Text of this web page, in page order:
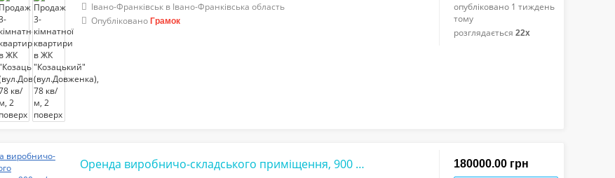
Івано-Франківськ в Івано-Франківська область
ОпублікованоГрамок
опубліковано 1 тиждень
тому
розглядається 22x
Оренда виробничо-складського приміщення, 900 кв/м, вул.Дудаєва, потужність елект...
180000.00 грн